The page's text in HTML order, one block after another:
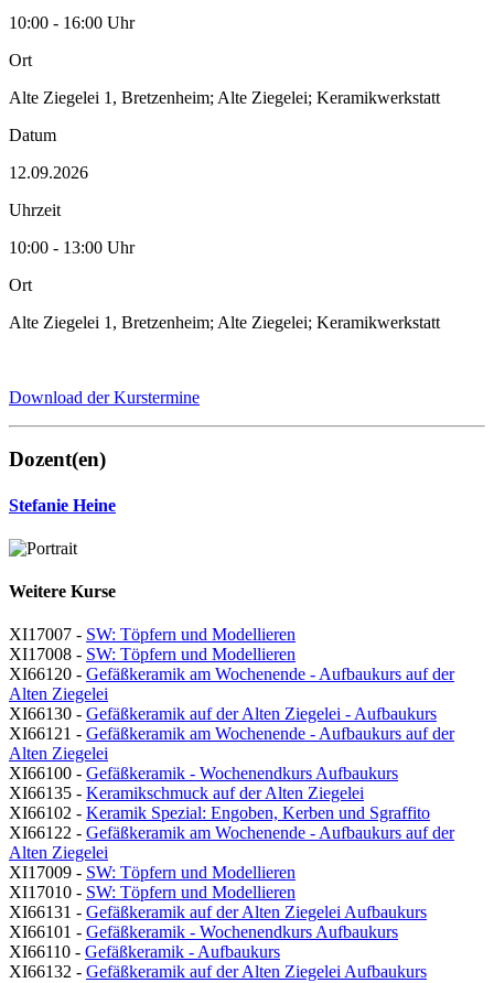
10:00 - 16:00 Uhr
Ort
Alte Ziegelei 1, Bretzenheim; Alte Ziegelei; Keramikwerkstatt
Datum
12.09.2026
Uhrzeit
10:00 - 13:00 Uhr
Ort
Alte Ziegelei 1, Bretzenheim; Alte Ziegelei; Keramikwerkstatt
Download der Kurstermine
Dozent(en)
Stefanie Heine
Weitere Kurse
XI17007 - SW: Töpfern und Modellieren
XI17008 - SW: Töpfern und Modellieren
XI66120 - Gefäßkeramik am Wochenende - Aufbaukurs auf der
Alten Ziegelei
XI66130 - Gefäßkeramik auf der Alten Ziegelei - Aufbaukurs
XI66121 - Gefäßkeramik am Wochenende - Aufbaukurs auf der
Alten Ziegelei
XI66100 - Gefäßkeramik - Wochenendkurs Aufbaukurs
XI66135 - Keramikschmuck auf der Alten Ziegelei
XI66102 - Keramik Spezial: Engoben, Kerben und Sgraffito
XI66122 - Gefäßkeramik am Wochenende - Aufbaukurs auf der
Alten Ziegelei
XI17009 - SW: Töpfern und Modellieren
XI17010 - SW: Töpfern und Modellieren
XI66131 - Gefäßkeramik auf der Alten Ziegelei Aufbaukurs
XI66101 - Gefäßkeramik - Wochenendkurs Aufbaukurs
XI66110 - Gefäßkeramik - Aufbaukurs
XI66132 - Gefäßkeramik auf der Alten Ziegelei Aufbaukurs